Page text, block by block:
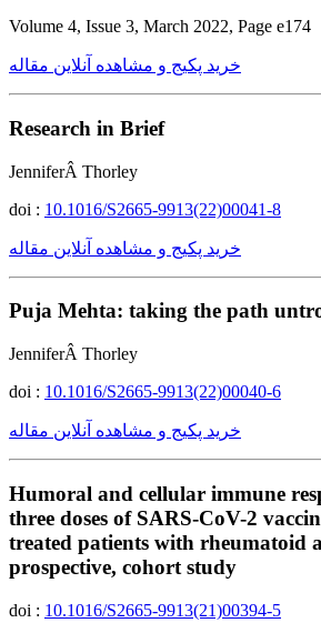
Volume 4, Issue 3, March 2022, Page e174
خرید پکیج و مشاهده آنلاین مقاله
Research in Brief
JenniferÂ Thorley
doi : 10.1016/S2665-9913(22)00041-8
خرید پکیج و مشاهده آنلاین مقاله
Puja Mehta: taking the path
JenniferÂ Thorley
doi : 10.1016/S2665-9913(22)00040-6
خرید پکیج و مشاهده آنلاین مقاله
Humoral and cellular immune
three doses of SARS-CoV-2
treated patients with rheumatoid
prospective, cohort study
doi : 10.1016/S2665-9913(21)00394-5